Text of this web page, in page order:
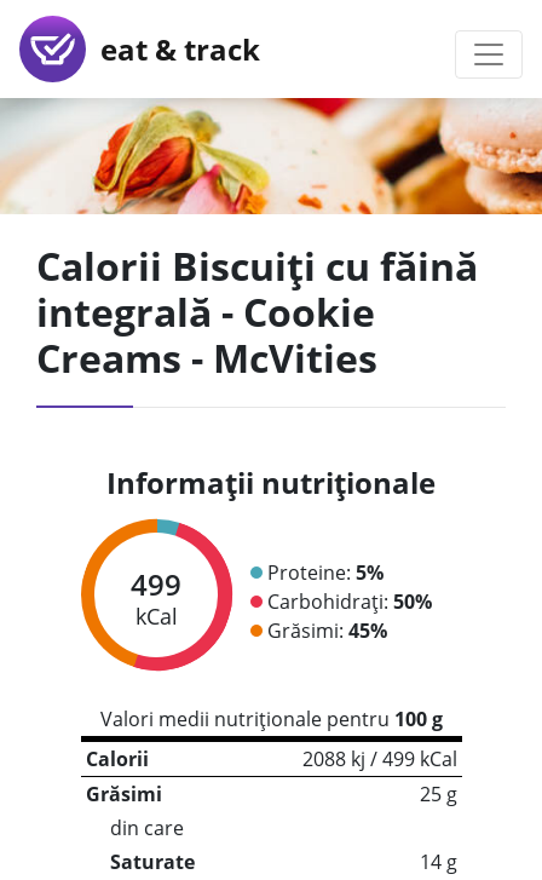
eat & track
Calorii Biscuiți cu făină
integrală - Cookie
Creams - McVities
Informații nutriționale
499
kCal
Proteine: 5%
Carbohidrați: 50%
Grăsimi: 45%
Valori medii nutriționale pentru 100 g
Calorii
2088 kj / 499 kCal
Grăsimi
25 g
din care
Saturate
14 g